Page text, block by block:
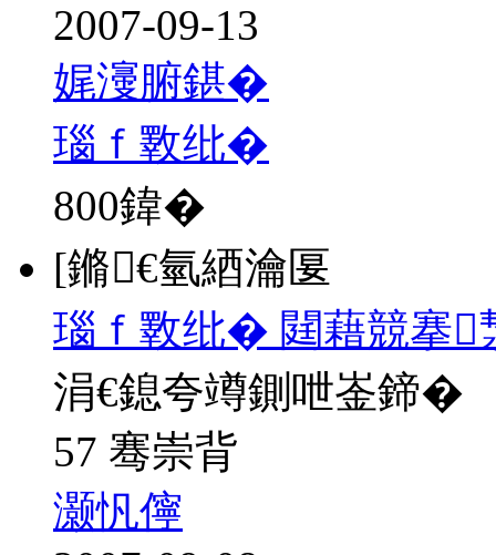
2007-09-13
娓濅腑鍖�
瑙ｆ斁纰�
800鍏�
[鏅€氫綇瀹匽
瑙ｆ斁纰� 閮藉競搴
涓€鎴夸竴鍘呭崟鍗�
57 骞崇背
灏忛儜